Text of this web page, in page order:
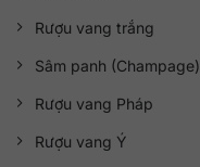
Rượu vang trắng
Sâm panh (Champage)
Rượu vang Pháp
Rượu vang Ý